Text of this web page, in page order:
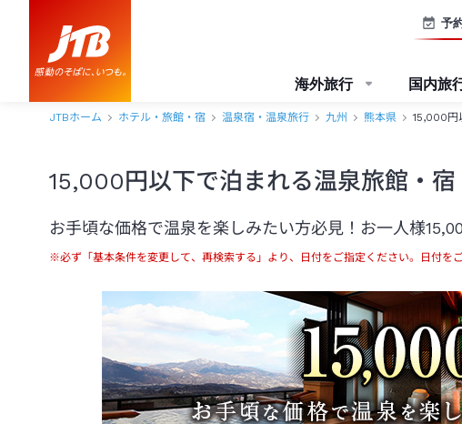
予
海外旅行 国内旅
JTBホーム ホテル・旅館・宿 温泉宿・温泉旅行 九州 熊本県 15,000円
15,000円以下で泊まれる温泉旅館・宿
お手頃な価格で温泉を楽しみたい方必見！お一人様
※必ず「基本条件を変更して、再検索する」より、日付をご指定ください。日付を